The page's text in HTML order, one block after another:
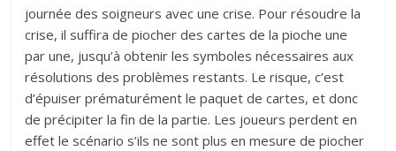
journée des soigneurs avec une crise. Pour résoudre la
crise, il suffira de piocher des cartes de la pioche une
par une, jusqu’à obtenir les symboles nécessaires aux
résolutions des problèmes restants. Le risque, c’est
d’épuiser prématurément le paquet de cartes, et donc
de précipiter la fin de la partie. Les joueurs perdent en
effet le scénario s’ils ne sont plus en mesure de piocher